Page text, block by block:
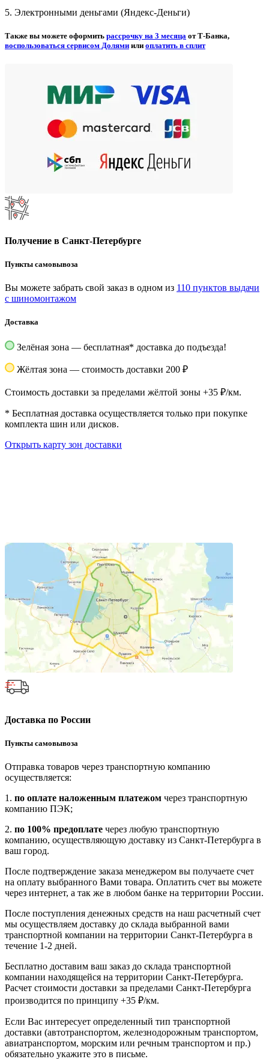
5. Электронными деньгами (Яндекс-Деньги)
Также вы можете оформить рассрочку на 3 месяца от Т-Банка,
воспользоваться сервисом Долями или оплатить в сплит
Получение в Санкт-Петербурге
Пункты самовывоза
Вы можете забрать свой заказ в одном из 110 пунктов выдачи
с шиномонтажом
Доставка
Зелёная зона — бесплатная* доставка до подъезда!
Жёлтая зона — стоимость доставки 200 ₽
Стоимость доставки за пределами жёлтой зоны +35 ₽/км.
* Бесплатная доставка осуществляется только при покупке
комплекта шин или дисков.
Открыть карту зон доставки
Доставка по России
Пункты самовывоза
Отправка товаров через транспортную компанию
осуществляется:
1. по оплате наложенным платежом через транспортную
компанию ПЭК;
2. по 100% предоплате через любую транспортную
компанию, осуществляющую доставку из Санкт-Петербурга в
ваш город.
После подтверждение заказа менеджером вы получаете счет
на оплату выбранного Вами товара. Оплатить счет вы можете
через интернет, а так же в любом банке на территории России.
После поступления денежных средств на наш расчетный счет
мы осуществляем доставку до склада выбранной вами
транспортной компании на территории Санкт-Петербурга в
течение 1-2 дней.
Бесплатно доставим ваш заказ до склада транспортной
компании находящейся на территории Санкт-Петербурга.
Расчет стоимости доставки за пределами Санкт-Петербурга
производится по принципу +35 ₽/км.
Если Вас интересует определенный тип транспортной
доставки (автотранспортом, железнодорожным транспортом,
авиатранспортом, морским или речным транспортом и пр.)
обязательно укажите это в письме.